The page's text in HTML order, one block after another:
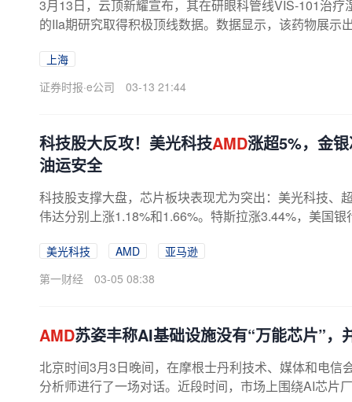
3月13日，云顶新耀宣布，其在研眼科管线VIS-101治
的IIa期研究取得积极顶线数据。数据显示，该药物展示
上海
证券时报·e公司
03-13 21:44
科技股大反攻！美光科技AMD涨超5%，金
油运安全
科技股支撑大盘，芯片板块表现尤为突出：美光科技、
伟达分别上涨1.18%和1.66%。特斯拉涨3.44%，美国
美光科技 AMD
亚马逊
第一财经
03-05 08:38
AMD苏姿丰称AI基础设施没有“万能芯片”，
北京时间3月3日晚间，在摩根士丹利技术、媒体和电信
分析师进行了一场对话。近段时间，市场上围绕AI芯片